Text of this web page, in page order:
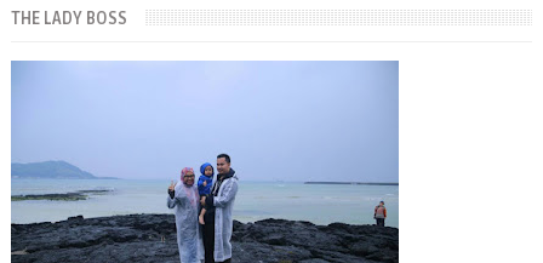
THE LADY BOSS